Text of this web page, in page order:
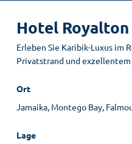
Hotel
Erleben Sie Karibik-Luxus im
Privatstrand und exzellentem
Ort
Jamaika, Montego Bay,
Lage